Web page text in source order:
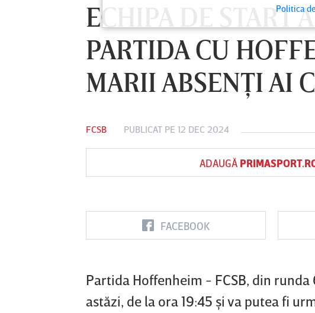
ECHIPA DE START
PARTIDA CU
MARII ABSENŢI AI
FCSB PUBLICAT PE 12 DEC 2024
ADAUGĂ
FACEBOOK
Partida Hoffenheim - FCSB, din
astăzi, de la ora 19:45 şi va putea fi
FC Botoşani
Vs
Corvinul
Hunedoara
Sepsi OSK Sf
Vs
Politica